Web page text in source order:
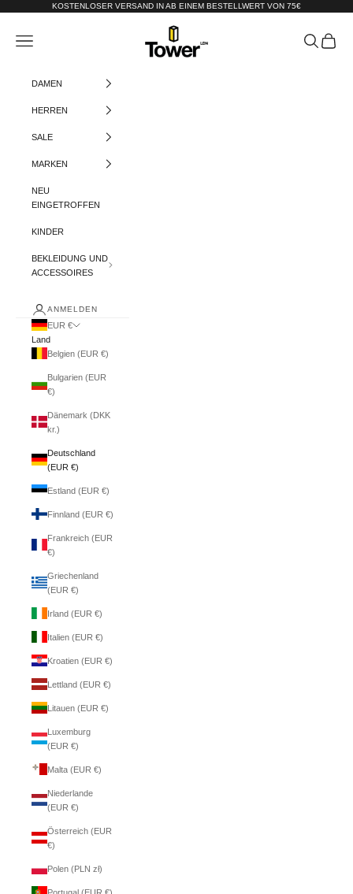
Zum Inhalt springenKOSTENLOSER VERSAND IN AB EINEM BESTELLWERT VON 75€
Tower-London.De
Menü Suchen
DAMEN
HERREN
SALE
MARKEN
NEU
EINGETROFFEN
KINDER
BEKLEIDUNG UND
ACCESSOIRES
ANMELDEN
EUR €
Land
Belgien (EUR €)
Bulgarien (EUR
€)
Dänemark (DKK
kr.)
Deutschland
(EUR €)
Estland (EUR €)
Finnland (EUR €)
Frankreich (EUR
€)
Griechenland
(EUR €)
Irland (EUR €)
Italien (EUR €)
Kroatien (EUR €)
Lettland (EUR €)
Litauen (EUR €)
Luxemburg
(EUR €)
Malta (EUR €)
Niederlande
(EUR €)
Österreich (EUR
€)
Polen (PLN zł)